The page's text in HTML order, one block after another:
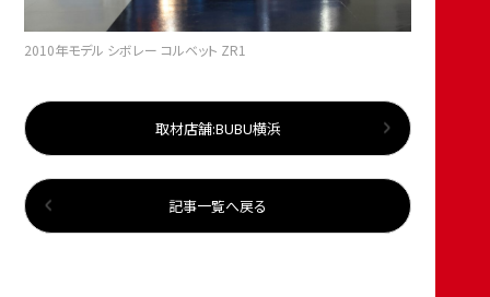
2010年モデル シボレー コルベット ZR1
取材店舗:BUBU横浜
記事一覧へ戻る